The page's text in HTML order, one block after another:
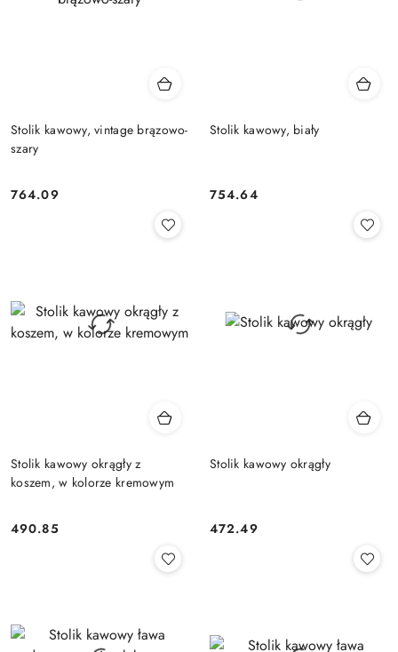
Stolik kawowy, vintage brązowo-
szary
Cena:
764.09
Stolik kawowy, biały
Cena:
754.64
Stolik kawowy okrągły z
koszem, w kolorze kremowym
Cena:
490.85
Stolik kawowy okrągły
Cena:
472.49